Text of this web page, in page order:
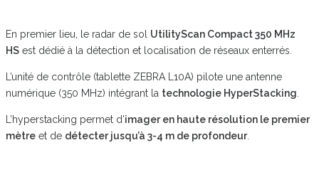
En premier lieu, le radar de sol UtilityScan Compact 350 MHz
HS est dédié à la détection et localisation de réseaux enterrés.
L’unité de contrôle (tablette ZEBRA L10A) pilote une antenne
numérique (350 MHz) intégrant la technologie HyperStacking
L’hyperstacking permet d’imager en haute résolution le premier
mètre et de détecter jusqu’à 3-4 m de profondeur.